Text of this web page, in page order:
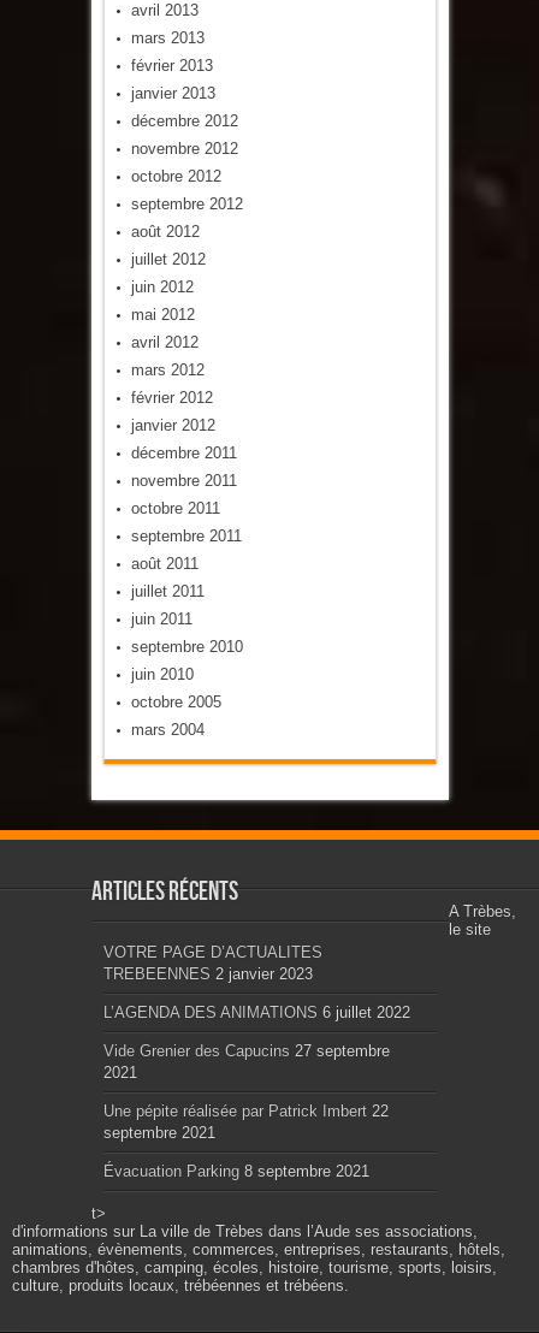
avril 2013
mars 2013
février 2013
janvier 2013
décembre 2012
novembre 2012
octobre 2012
septembre 2012
août 2012
juillet 2012
juin 2012
mai 2012
avril 2012
mars 2012
février 2012
janvier 2012
décembre 2011
novembre 2011
octobre 2011
septembre 2011
août 2011
juillet 2011
juin 2011
septembre 2010
juin 2010
octobre 2005
mars 2004
Articles récents
VOTRE PAGE D’ACTUALITES
TREBEENNES 2 janvier 2023
L’AGENDA DES ANIMATIONS 6 juillet 2022
Vide Grenier des Capucins 27 septembre
2021
Une pépite réalisée par Patrick Imbert 22
septembre 2021
Évacuation Parking 8 septembre 2021
t>
A Trèbes,
le site
d'informations sur La ville de Trèbes dans l’Aude ses associations,
animations, évènements, commerces, entreprises, restaurants, hôtels,
chambres d'hôtes, camping, écoles, histoire, tourisme, sports, loisirs,
culture, produits locaux, trébéennes et trébéens.